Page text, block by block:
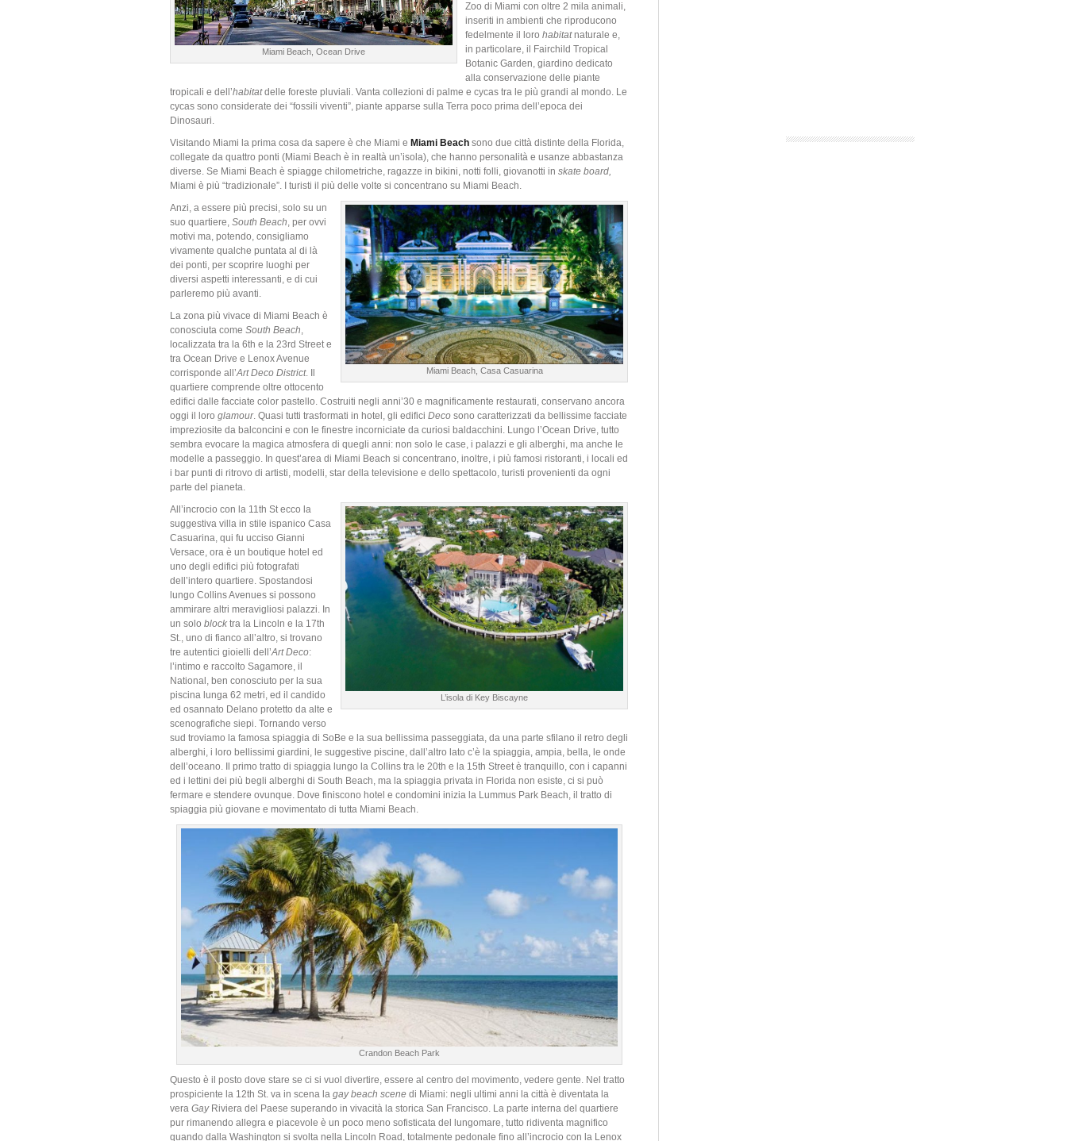
Miami Beach, Ocean Drive
Zoo di Miami con oltre 2 mila animali,
inseriti in ambienti che riproducono
fedelmente il loro habitatnaturale e,
in particolare, il Fairchild Tropical
Botanic Garden, giardino dedicato
alla conservazione delle piante
tropicali e dell’habitatdelle foreste pluviali. Vanta collezioni di palme e cycas tra le più grandi al mondo. Le
cycas sono considerate dei “fossili viventi”, piante apparse sulla Terra poco prima dell’epoca dei
Dinosauri.
Visitando Miami la prima cosa da sapere è che Miami e Miami Beach sono due città distinte della Florida,
collegate da quattro ponti (Miami Beach è in realtà un’isola), che hanno personalità e usanze abbastanza
diverse. Se Miami Beach è spiagge chilometriche, ragazze in bikini, notti folli, giovanotti in skate board,
Miami è più “tradizionale”. I turisti il più delle volte si concentrano su Miami Beach.
Miami Beach, Casa Casuarina
Anzi, a essere più precisi, solo su un
suo quartiere, South Beach, per ovvi
motivi ma, potendo, consigliamo
vivamente qualche puntata al di là
dei ponti, per scoprire luoghi per
diversi aspetti interessanti, e di cui
parleremo più avanti.
La zona più vivace di Miami Beach è
conosciuta come South Beach,
localizzata tra la 6th e la 23rd Street e
tra Ocean Drive e Lenox Avenue
corrisponde all’Art Deco District. Il
quartiere comprende oltre ottocento
edifici dalle facciate color pastello. Costruiti negli anni’30 e magnificamente restaurati, conservano ancora
oggi il loro glamour. Quasi tutti trasformati in hotel, gli edifici Deco sono caratterizzati da bellissime facciate
impreziosite da balconcini e con le finestre incorniciate da curiosi baldacchini. Lungo l’Ocean Drive, tutto
sembra evocare la magica atmosfera di quegli anni: non solo le case, i palazzi e gli alberghi, ma anche le
modelle a passeggio. In quest’area di Miami Beach si concentrano, inoltre, i più famosi ristoranti, i locali ed
i bar punti di ritrovo di artisti, modelli, star della televisione e dello spettacolo, turisti provenienti da ogni
parte del pianeta.
L’isola di Key Biscayne
All’incrocio con la 11th St ecco la
suggestiva villa in stile ispanico Casa
Casuarina, qui fu ucciso Gianni
Versace, ora è un boutique hotel ed
uno degli edifici più fotografati
dell’intero quartiere. Spostandosi
lungo Collins Avenues si possono
ammirare altri meravigliosi palazzi. In
un solo block tra la Lincoln e la 17th
St., uno di fianco all’altro, si trovano
tre autentici gioielli dell’Art Deco:
l’intimo e raccolto Sagamore, il
National, ben conosciuto per la sua
piscina lunga 62 metri, ed il candido
ed osannato Delano protetto da alte e
scenografiche siepi. Tornando verso
sud troviamo la famosa spiaggia di SoBe e la sua bellissima passeggiata, da una parte sfilano il retro degli
alberghi, i loro bellissimi giardini, le suggestive piscine, dall’altro lato c’è la spiaggia, ampia, bella, le onde
dell’oceano. Il primo tratto di spiaggia lungo la Collins tra le 20th e la 15th Street è tranquillo, con i capanni
ed i lettini dei più begli alberghi di South Beach, ma la spiaggia privata in Florida non esiste, ci si può
fermare e stendere ovunque. Dove finiscono hotel e condomini inizia la Lummus Park Beach, il tratto di
spiaggia più giovane e movimentato di tutta Miami Beach.
Crandon Beach Park
Questo è il posto dove stare se ci si vuol divertire, essere al centro del movimento, vedere gente. Nel tratto
prospiciente la 12th St. va in scena la gay beach scene di Miami: negli ultimi anni la città è diventata la
vera GayRiviera del Paese superando in vivacità la storica San Francisco. La parte interna del quartiere
pur rimanendo allegra e piacevole è un poco meno sofisticata del lungomare, tutto ridiventa magnifico
quando dalla Washington si svolta nella Lincoln Road, totalmente pedonale fino all’incrocio con la Lenox